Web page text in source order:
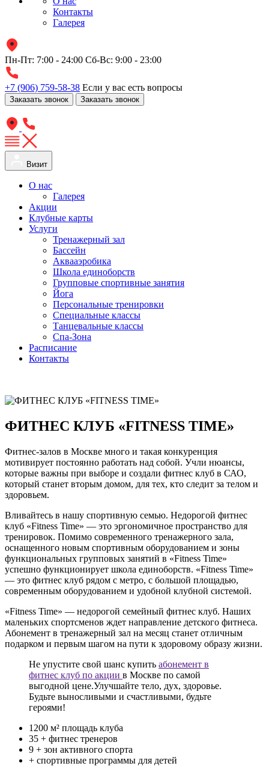
Контакты
Галерея
Пн-Пт: 7:00 - 24:00 Сб-Вс: 9:00 - 23:00
+7 (906) 759-58-38 Если у вас есть вопросы
Заказать звонок Заказать звонок
Визит
О нас
Галерея
Акции
Клубные карты
Услуги
Тренажерный зал
Бассейн
Аквааэробика
Школа единоборств
Групповые спортивные занятия
Йога
Персональные тренировки
Специальные классы
Танцевальные классы
Спа-Зона
Расписание
Контакты
ФИТНЕС КЛУБ «FITNESS TIME»
Фитнес-залов в Москве много и такая конкуренция
мотивирует постоянно работать над собой. Учли нюансы,
которые важны при выборе и создали фитнес клуб в САО,
который станет вторым домом, для тех, кто следит за телом и
здоровьем.
Вливайтесь в нашу спортивную семью. Недорогой фитнес
клуб «Fitness Time» — это эргономичное пространство для
тренировок. Помимо современного тренажерного зала,
оснащенного новым спортивным оборудованием и зоны
функциональных групповых занятий в «Fitness Time»
успешно функционирует школа единоборств. «Fitness Time»
— это фитнес клуб рядом с метро, с большой площадью,
современным оборудованием и удобной клубной системой.
«Fitness Time» — недорогой семейный фитнес клуб. Наших
маленьких спортсменов ждет направление детского фитнеса.
Абонемент в тренажерный зал на месяц станет отличным
подарком и первым шагом на пути к здоровому образу жизни.
Не упустите свой шанс купить абонемент в
фитнес клуб по акции в Москве по самой
выгодной цене.Улучшайте тело, дух, здоровье.
Будьте выносливыми и счастливыми, будьте
героями!
1200 м² площадь клуба
35 + фитнес тренеров
9 + зон активного спорта
+ спортивные программы для детей